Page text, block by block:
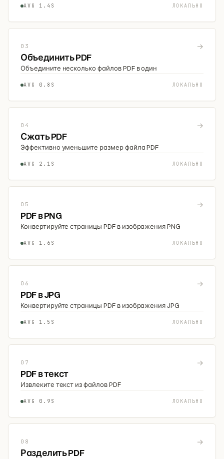
AVG 1.4S ЛОКАЛЬНО
03 →
Объединить PDF
Объедините несколько файлов PDF в один
AVG 0.8S ЛОКАЛЬНО
04 →
Сжать PDF
Эффективно уменьшите размер файла PDF
AVG 2.1S ЛОКАЛЬНО
05 →
PDF в PNG
Конвертируйте страницы PDF в изображения PNG
AVG 1.6S ЛОКАЛЬНО
06 →
PDF в JPG
Конвертируйте страницы PDF в изображения JPG
AVG 1.5S ЛОКАЛЬНО
07 →
PDF в текст
Извлеките текст из файлов PDF
AVG 0.9S ЛОКАЛЬНО
08 →
Разделить PDF